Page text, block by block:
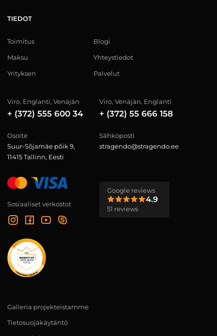
TIEDOT
Toimitus
Maksu
Yrityksen
Blogi
Yhteystiedot
Palvelut
Viro, Englanti, Venäjän
+ (372) 555 600 34
Viro, Venäjän, Englanti
+ (372) 55 666 158
Osoite
Suur-Sõjamäe põik 9,
11415 Tallinn, Eesti
Sähköposti
stragendo@stragendo.ee
Sosiaaliset verkostot
Google reviews
4.9
51 reviews
Galleria projekteistamme
Tietosuojakäytäntö